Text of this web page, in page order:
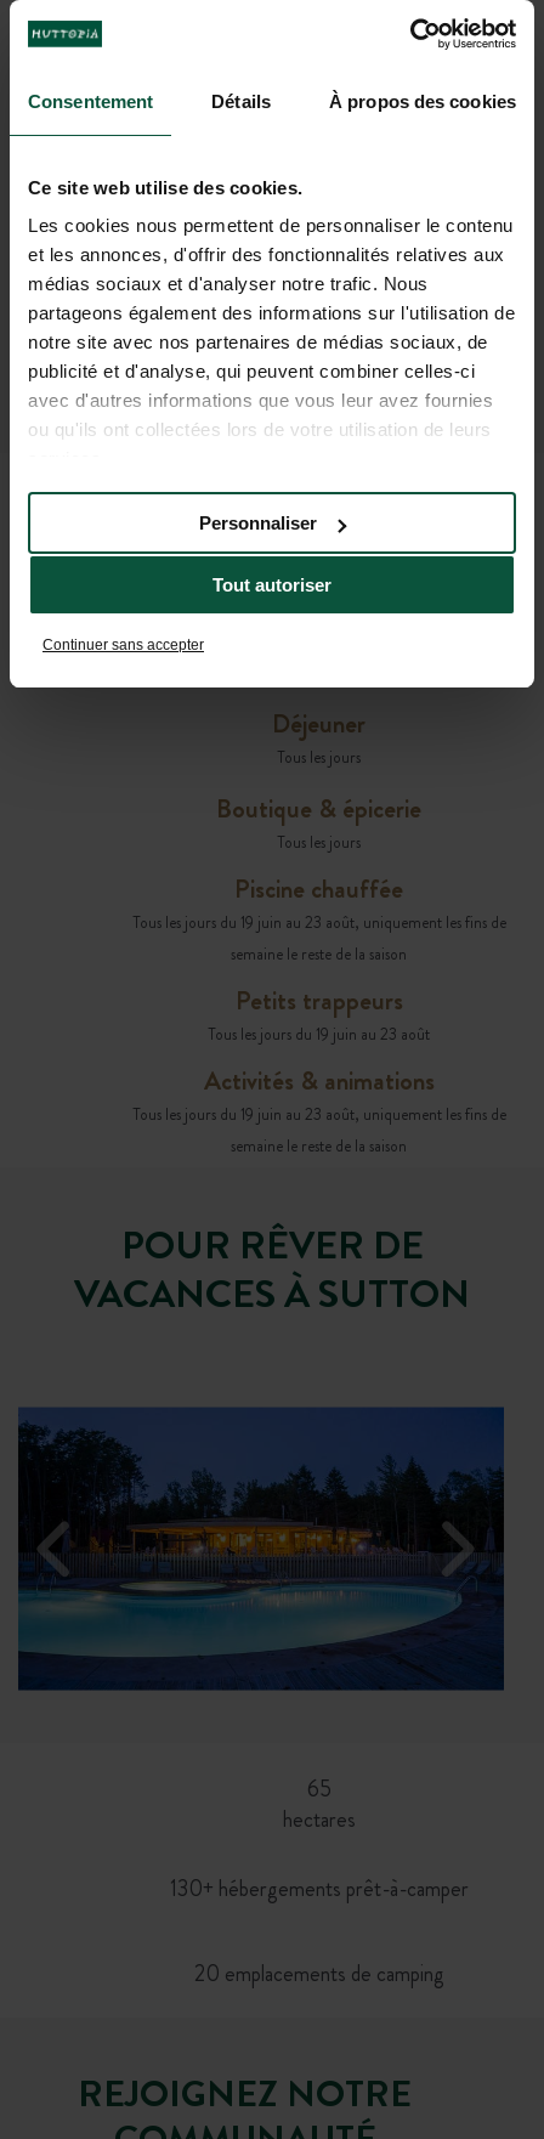
Consentement Détails À propos des cookies
Ce site web utilise des cookies.
Les cookies nous permettent de personnaliser le contenu
et les annonces, d'offrir des fonctionnalités relatives aux
médias sociaux et d'analyser notre trafic. Nous
partageons également des informations sur l'utilisation de
notre site avec nos partenaires de médias sociaux, de
publicité et d'analyse, qui peuvent combiner celles-ci
avec d'autres informations que vous leur avez fournies
ou qu'ils ont collectées lors de votre utilisation de leurs
Tout autoriser
Personnaliser
Continuer sans accepter
La proximitédu Mont Sutton et de ses randonnées
et activités
RÉSERVEZ VOTRE SÉJOUR
DISPONIBLE POUR VOUS
Café & Restaurant
Tous les jours du 19 juin au 23 août, seulement les fins de
Déjeuner
Tous les jours
Boutique & épicerie
Tous les jours
Piscine chauffée
Tous les jours du 19 juin au 23 août, uniquement les fins de
semaine le reste de la saison
Petits trappeurs
Tous les jours du 19 juin au 23 août
Activités & animations
Tous les jours du 19 juin au 23 août, uniquement les fins de
semaine le reste de la saison
POUR RÊVER DE
VACANCES À SUTTON
65
hectares
130+ hébergements prêt-à-camper
20 emplacements de camping
REJOIGNEZ NOTRE